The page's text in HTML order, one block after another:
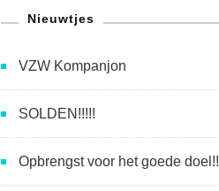
Nieuwtjes
VZW Kompanjon
SOLDEN!!!!!
Opbrengst voor het goede doel!!